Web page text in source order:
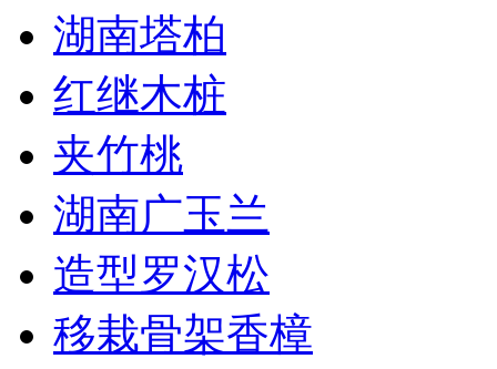
湖南塔柏
红继木桩
夹竹桃
湖南广玉兰
造型罗汉松
移栽骨架香樟